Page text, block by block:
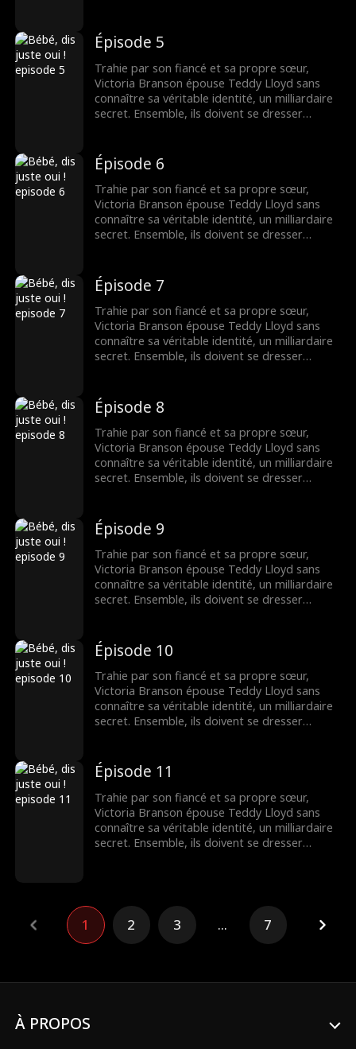
trouver leur fin heureuse.
Épisode 5
Trahie par son fiancé et sa propre sœur,
Victoria Branson épouse Teddy Lloyd sans
connaître sa véritable identité, un milliardaire
secret. Ensemble, ils doivent se dresser
trouver leur fin heureuse.
Épisode 6
Trahie par son fiancé et sa propre sœur,
Victoria Branson épouse Teddy Lloyd sans
connaître sa véritable identité, un milliardaire
secret. Ensemble, ils doivent se dresser
trouver leur fin heureuse.
Épisode 7
Trahie par son fiancé et sa propre sœur,
Victoria Branson épouse Teddy Lloyd sans
connaître sa véritable identité, un milliardaire
secret. Ensemble, ils doivent se dresser
trouver leur fin heureuse.
Épisode 8
Trahie par son fiancé et sa propre sœur,
Victoria Branson épouse Teddy Lloyd sans
connaître sa véritable identité, un milliardaire
secret. Ensemble, ils doivent se dresser
trouver leur fin heureuse.
Épisode 9
Trahie par son fiancé et sa propre sœur,
Victoria Branson épouse Teddy Lloyd sans
connaître sa véritable identité, un milliardaire
secret. Ensemble, ils doivent se dresser
trouver leur fin heureuse.
Épisode 10
Trahie par son fiancé et sa propre sœur,
Victoria Branson épouse Teddy Lloyd sans
connaître sa véritable identité, un milliardaire
secret. Ensemble, ils doivent se dresser
trouver leur fin heureuse.
Épisode 11
Trahie par son fiancé et sa propre sœur,
Victoria Branson épouse Teddy Lloyd sans
connaître sa véritable identité, un milliardaire
secret. Ensemble, ils doivent se dresser
1 2 3 ... 7
À PROPOS